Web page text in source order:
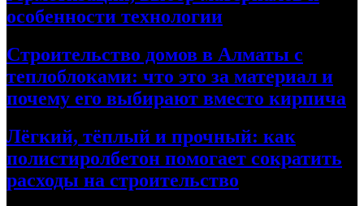
особенности технологии
Строительство домов в Алматы с
теплоблоками: что это за материал и
почему его выбирают вместо кирпича
Лёгкий, тёплый и прочный: как
полистиролбетон помогает сократить
расходы на строительство